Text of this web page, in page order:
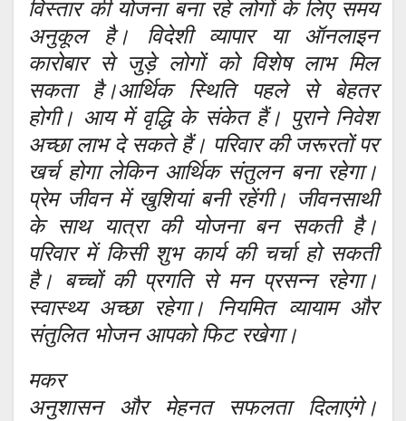
विस्तार की योजना बना रहे लोगों के लिए समय
अनुकूल है। विदेशी व्यापार या ऑनलाइन
कारोबार से जुड़े लोगों को विशेष लाभ मिल
सकता है।आर्थिक स्थिति पहले से बेहतर
होगी। आय में वृद्धि के संकेत हैं। पुराने निवेश
अच्छा लाभ दे सकते हैं। परिवार की जरूरतों पर
खर्च होगा लेकिन आर्थिक संतुलन बना रहेगा।
प्रेम जीवन में खुशियां बनी रहेंगी। जीवनसाथी
के साथ यात्रा की योजना बन सकती है।
परिवार में किसी शुभ कार्य की चर्चा हो सकती
है। बच्चों की प्रगति से मन प्रसन्न रहेगा।
स्वास्थ्य अच्छा रहेगा। नियमित व्यायाम और
संतुलित भोजन आपको फिट रखेगा।
मकर
अनुशासन और मेहनत सफलता दिलाएंगे।